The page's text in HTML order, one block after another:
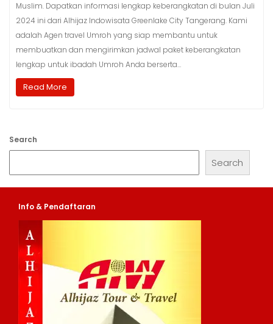
Muslim. Dapatkan informasi lengkap keberangkatan di bulan Juli
2024 ini dari Alhijaz Indowisata Greenlake City Tangerang. Kami
adalah Agen travel Umroh yang siap membantu untuk
membuatkan dan mengirimkan jadwal paket keberangkatan
lengkap untuk ibadah Umroh Anda berserta…
Read More
Search
Search
Info & Pendaftaran